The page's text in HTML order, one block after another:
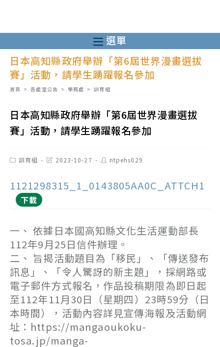
至
主
選單
日本高知縣政府舉辦「第6屆世界漫畫選拔
賽」活動，請學生踴躍報名參加
首頁 > 各處室公告 > 學務處 > 訓育組
日本高知縣政府舉辦「第6屆世界漫畫選拔
賽」活動，請學生踴躍報名參加
Post訓育組
Post2023-10-27
Post
author:
ntpehs029
1121298315_1_0143805AA0C_ATTCH1
下載
一、 依據日本國高知縣文化生活運動部長
112年9月25日信件辦理。
二、 旨揭活動題目為「移民」、「傳送發布
訊息」、「令人驚訝的新主題」，採網路或
電子郵件方式報名，作品投稿期限為即日起
至112年11月30日（星期四）23時59分（日
本時間），活動內容詳見宣傳海報及活動網
址：https://mangaoukoku-
tosa.jp/manga-